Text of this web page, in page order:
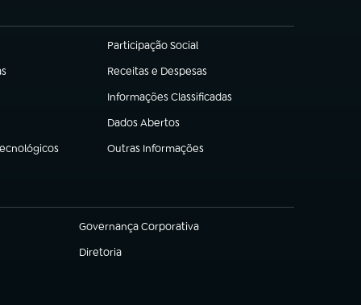
Participação Social
(abre em nova aba)
Receitas e Despesas
(abre em nova aba)
Informações Classificadas
(abre em nova aba)
Dados Abertos
(abre em nova aba)
Outras Informações
(abre em nova aba)
Governança Corporativa
(abre em nova aba)
Diretoria
(abre em nova aba)